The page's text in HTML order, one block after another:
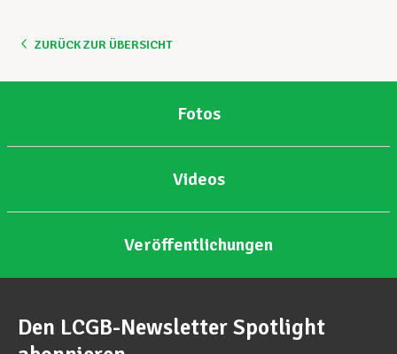
ZURÜCK ZUR ÜBERSICHT
Fotos
Videos
Veröffentlichungen
Den LCGB-Newsletter Spotlight